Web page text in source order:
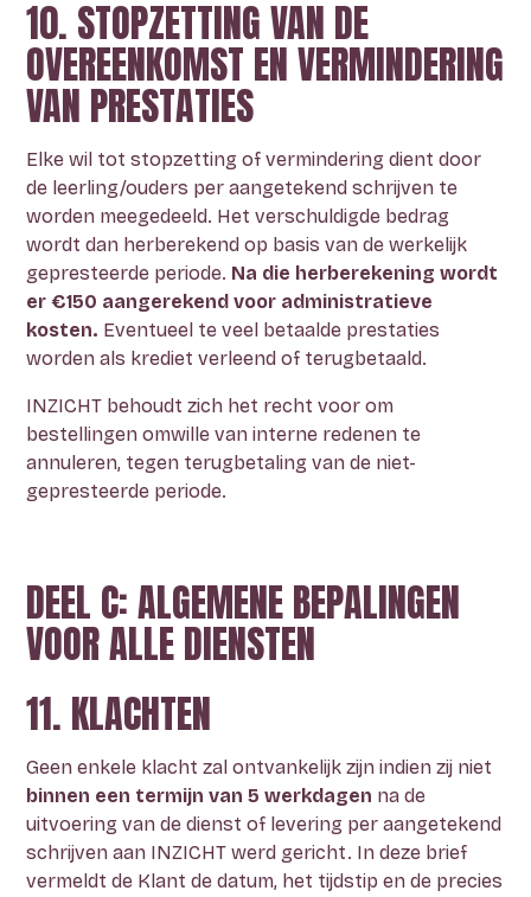
10. STOPZETTING VAN DE
OVEREENKOMST EN VERMINDERING
VAN PRESTATIES
Elke wil tot stopzetting of vermindering dient door
de leerling/ouders per aangetekend schrijven te
worden meegedeeld. Het verschuldigde bedrag
wordt dan herberekend op basis van de werkelijk
gepresteerde periode. Na die herberekening wordt
er €150 aangerekend voor administratieve
kosten. Eventueel te veel betaalde prestaties
worden als krediet verleend of terugbetaald.
INZICHT behoudt zich het recht voor om
bestellingen omwille van interne redenen te
annuleren, tegen terugbetaling van de niet-
gepresteerde periode.
DEEL C: ALGEMENE BEPALINGEN
VOOR ALLE DIENSTEN
11. KLACHTEN
Geen enkele klacht zal ontvankelijk zijn indien zij niet
binnen een termijn van 5 werkdagen na de
uitvoering van de dienst of levering per aangetekend
schrijven aan INZICHT werd gericht. In deze brief
vermeldt de Klant de datum, het tijdstip en de precies